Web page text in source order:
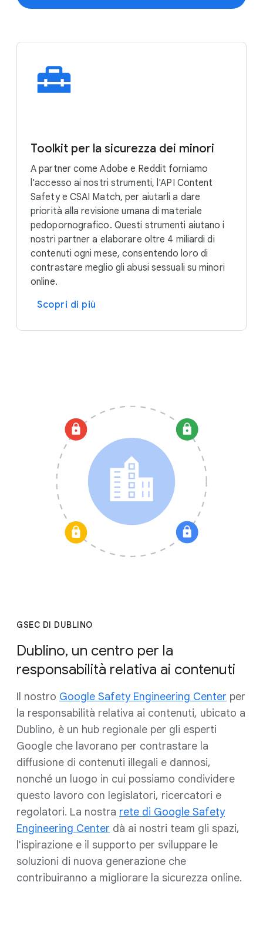
accademico per contrastare le attività terroristiche
sostenere la sua rete di 135 organizzazioni di fact
collaborazioni hanno fornito competenze di verifica
formati altri 2,6 milioni online.
Toolkit per la sicurezza dei minori
A partner come Adobe e Reddit forniamo
l'accesso ai nostri strumenti, l'API Content
Safety e CSAI Match, per aiutarli a dare
priorità alla revisione umana di materiale
pedopornografico. Questi strumenti aiutano i
nostri partner a elaborare oltre 4 miliardi di
contenuti ogni mese, consentendo loro di
contrastare meglio gli abusi sessuali su minori
online.
Scopri di più
GSEC DI DUBLINO
Dublino, un centro per la
responsabilità relativa ai contenuti
Il nostro Google Safety Engineering Center per
la responsabilità relativa ai contenuti, ubicato a
Dublino, è un hub regionale per gli esperti
Google che lavorano per contrastare la
diffusione di contenuti illegali e dannosi,
nonché un luogo in cui possiamo condividere
questo lavoro con legislatori, ricercatori e
regolatori. La nostra rete di Google Safety
Engineering Center dà ai nostri team gli spazi,
l'ispirazione e il supporto per sviluppare le
soluzioni di nuova generazione che
contribuiranno a migliorare la sicurezza online.